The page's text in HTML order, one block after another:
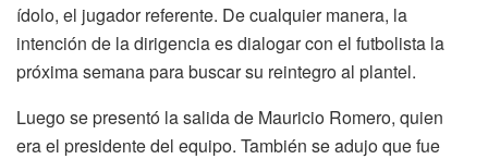
ídolo, el jugador referente. De cualquier manera, la
intención de la dirigencia es dialogar con el futbolista la
próxima semana para buscar su reintegro al plantel.
Luego se presentó la salida de Mauricio Romero, quien
era el presidente del equipo. También se adujo que fue